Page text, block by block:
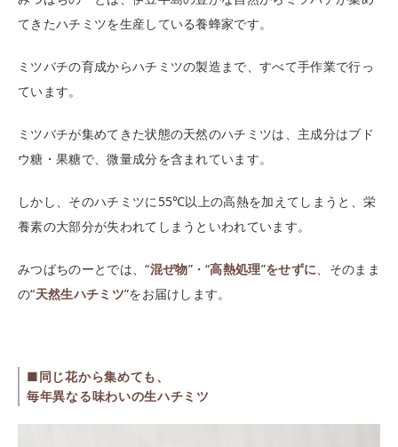
てきたハチミツを生産している養蜂家です。
ミツバチの育成からハチミツの製造まで、すべて手作業で行っ
ています。
ミツバチが集めてきた状態の天然のハチミツは、主成分はブド
ウ糖・果糖で、微量成分を含まれています。
しかし、そのハチミツに55℃以上の高熱を加えてしまうと、栄
養素の大部分が失われてしまうといわれています。
みつばちのーとでは、“混ぜ物”・“高熱処理”をせずに、そのまま
の“天然生ハチミツ”をお届けします。
■同じ花から集めても、
毎年異なる味わいの生ハチミツ